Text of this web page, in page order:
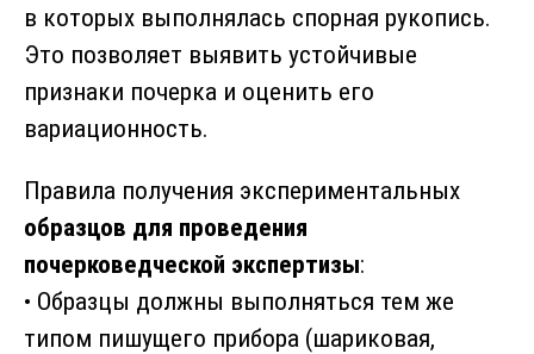
в которых выполнялась спорная рукопись.
Это позволяет выявить устойчивые
признаки почерка и оценить его
вариационность.
Правила получения экспериментальных
образцов для проведения
почерковедческой экспертизы:
• Образцы должны выполняться тем же
типом пишущего прибора (шариковая,